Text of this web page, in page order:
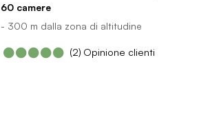
60 camere
- 300 m dalla zona di altitudine
Opinione clienti
(2)